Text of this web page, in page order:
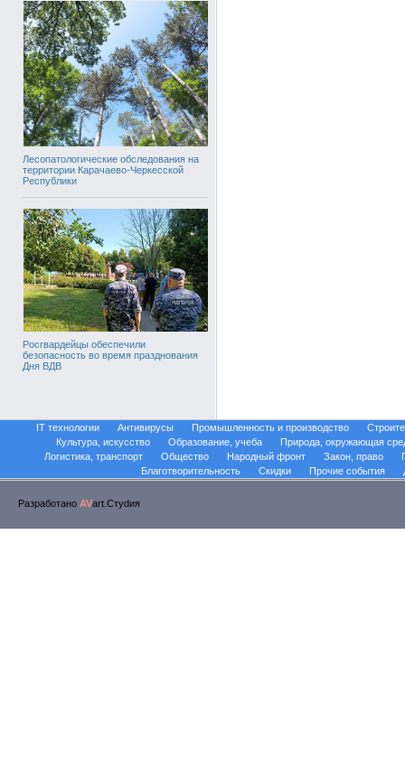
Лесопатологические обследования на
территории Карачаево-Черкесской
Республики
Росгвардейцы обеспечили
безопасность во время празднования
Дня ВДВ
IT технологии Антивирусы Промышленность и производство
Культура, искусство
Образование, учеба
Природа, окружающая
Логистика, транспорт
Общество Народный фронт Закон, право
Благотворительность
Скидки Прочие события
Разработано AVart.Стуdия